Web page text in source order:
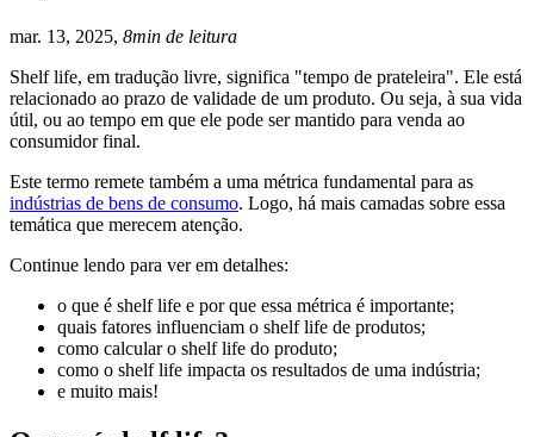
mar. 13, 2025, 8min de leitura
Shelf life, em tradução livre, significa "tempo de prateleira". Ele está
relacionado ao prazo de validade de um produto. Ou seja, à sua vida
útil, ou ao tempo em que ele pode ser mantido para venda ao
consumidor final.
Este termo remete também a uma métrica fundamental para as
indústrias de bens de consumo. Logo, há mais camadas sobre essa
temática que merecem atenção.
Continue lendo para ver em detalhes:
o que é shelf life e por que essa métrica é importante;
quais fatores influenciam o shelf life de produtos;
como calcular o shelf life do produto;
como o shelf life impacta os resultados de uma indústria;
e muito mais!